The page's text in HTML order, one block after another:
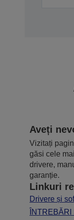
Aveți
Vizitați
găsi cele
drivere,
garanție.
Linkuri
Drivere și